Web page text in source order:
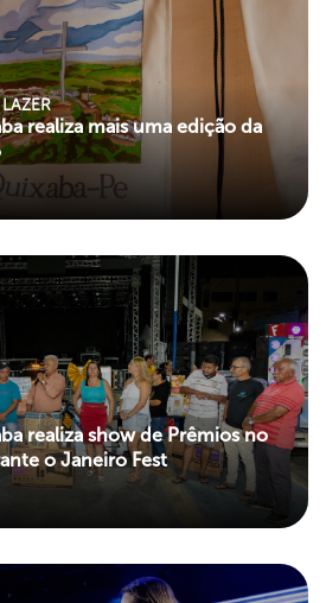
realiza mais uma edição da
realiza show de Prêmios no
o Janeiro Fest